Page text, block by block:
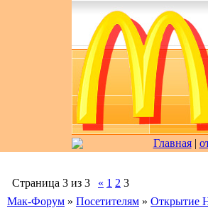
Главная|
Страница 3 из 3 « 1 2 3
Мак-Форум » Посетителям » Открытие